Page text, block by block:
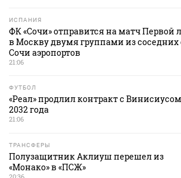
ИСПАНИЯ
ФК «Сочи» отправится на матч Первой
в Москву двумя группами из соседних
Сочи аэропортов
21:06
ФУТБОЛ
«Реал» продлил контракт с
2032 года
21:06
ТРАНСФЕРЫ
Полузащитник Аклиуш перешел из
«Монако» в «ПСЖ»